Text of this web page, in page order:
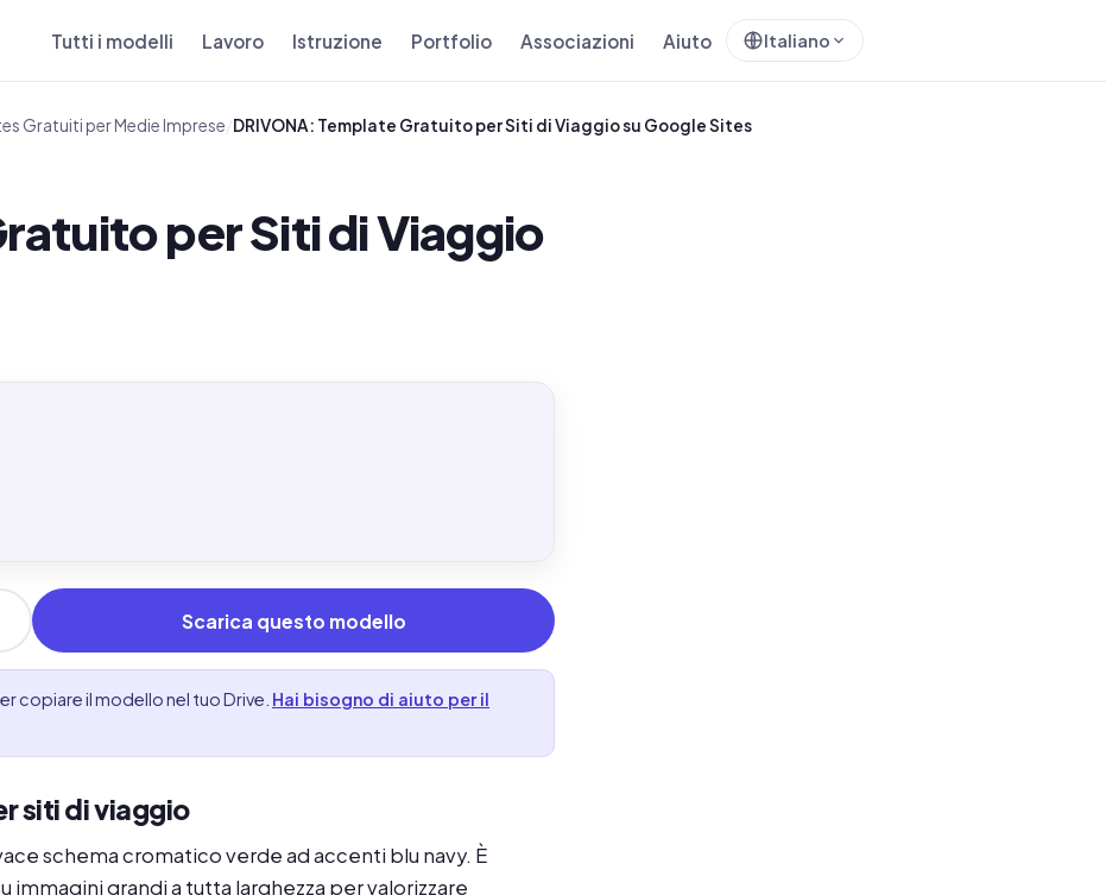
Tutti i modelli Lavoro Istruzione Portfolio Associazioni Aiuto Italiano
Gratuiti per Medie Imprese/DRIVONA: Template Gratuito per Siti di Viaggio su Google Sites
per Siti di Viaggio
Scarica questo modello
copiare il modello nel tuo Drive. Hai bisogno di aiuto per il
siti di viaggio
schema cromatico verde ad accenti blu navy. È
grandi a tutta larghezza per valorizzare